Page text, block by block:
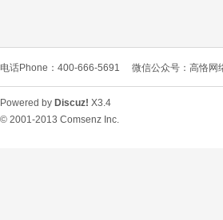
电话Phone：400-666-5691 微信公众号：高恪网
Powered by Discuz! X3.4
© 2001-2013 Comsenz Inc.